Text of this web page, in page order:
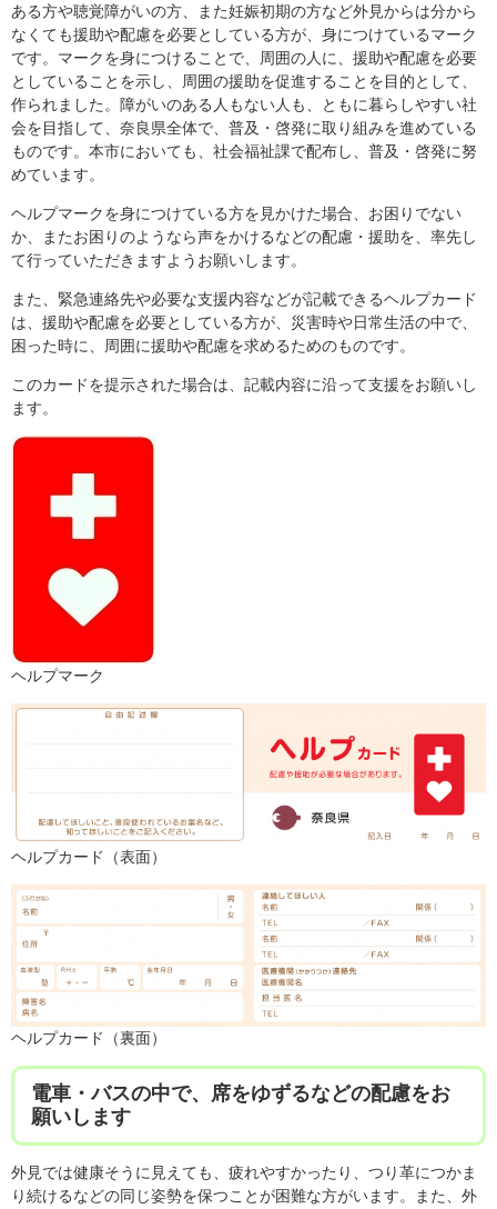
ある方や聴覚障がいの方、また妊娠初期の方など外見からは分から
なくても援助や配慮を必要としている方が、身につけているマーク
です。マークを身につけることで、周囲の人に、援助や配慮を必要
としていることを示し、周囲の援助を促進することを目的として、
作られました。障がいのある人もない人も、ともに暮らしやすい社
会を目指して、奈良県全体で、普及・啓発に取り組みを進めている
ものです。本市においても、社会福祉課で配布し、普及・啓発に努
めています。
ヘルプマークを身につけている方を見かけた場合、お困りでない
か、またお困りのようなら声をかけるなどの配慮・援助を、率先し
て行っていただきますようお願いします。
また、緊急連絡先や必要な支援内容などが記載できるヘルプカード
は、援助や配慮を必要としている方が、災害時や日常生活の中で、
困った時に、周囲に援助や配慮を求めるためのものです。
このカードを提示された場合は、記載内容に沿って支援をお願いし
ます。
ヘルプマーク
ヘルプカード（表面）
ヘルプカード（裏面）
電車・バスの中で、席をゆずるなどの配慮をお
願いします
外見では健康そうに見えても、疲れやすかったり、つり革につかま
り続けるなどの同じ姿勢を保つことが困難な方がいます。また、外